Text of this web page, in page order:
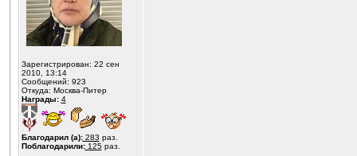
Зарегистрирован: 22 сен
2010, 13:14
Сообщений: 923
Откуда: Москва-Питер
Награды: 4
Благодарил (а):283 раз.
Поблагодарили:125раз.